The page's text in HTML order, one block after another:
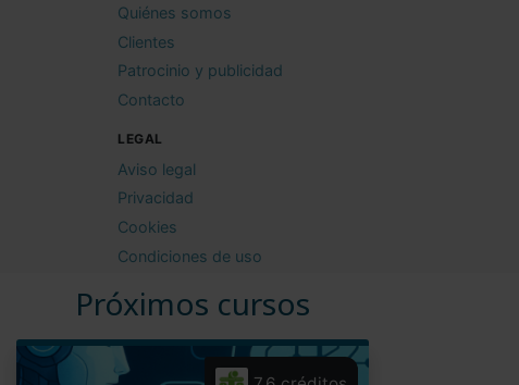
Próximos cursos
Quiénes somos
Clientes
Patrocinio y publicidad
Contacto
LEGAL
Aviso legal
Privacidad
Cookies
Condiciones de uso